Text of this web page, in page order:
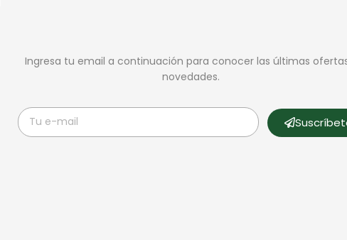
Ingresa tu email a continuación para conocer las últimas
novedades.